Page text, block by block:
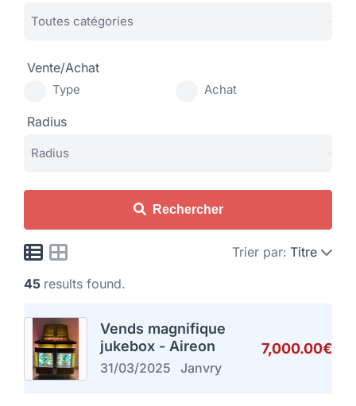
Vente/Achat
Type Achat
Radius
Rechercher
Trier par: Titre
45 results found.
Vends magnifique
jukebox - Aireon
31/03/2025 Janvry
7,000.00€